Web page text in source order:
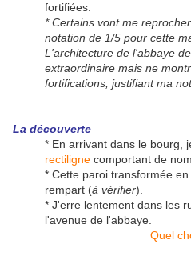
fortifiées.
* Certains vont me
notation de 1/5 pour cette
L'architecture de l'abbaye
extraordinaire mais ne
fortifications, justifiant ma
La découverte
* En arrivant dans le bourg,
rectiligne comportant de
* Cette paroi transformée
rempart (à vérifier).
* J'erre lentement dans les
l'avenue de l'abbaye.
Quel